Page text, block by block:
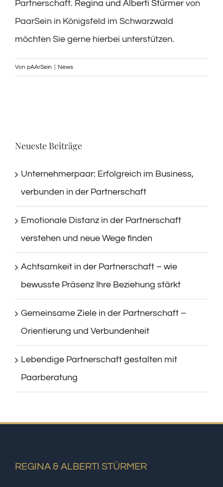
Partnerschaft. Regina und Alberti Stürmer von
PaarSein in Königsfeld im Schwarzwald
möchten Sie gerne hierbei unterstützen.
Von pAArSein News
Neueste Beiträge
Unternehmerpaar: Erfolgreich im Business,
verbunden in der Partnerschaft
Emotionale Distanz in der Partnerschaft
verstehen und neue Wege finden
Achtsamkeit in der Partnerschaft – wie
bewusste Präsenz Ihre Beziehung stärkt
Gemeinsame Ziele in der Partnerschaft –
Orientierung und Verbundenheit
Lebendige Partnerschaft gestalten mit
Paarberatung
REGINA & ALBERTI STÜRMER